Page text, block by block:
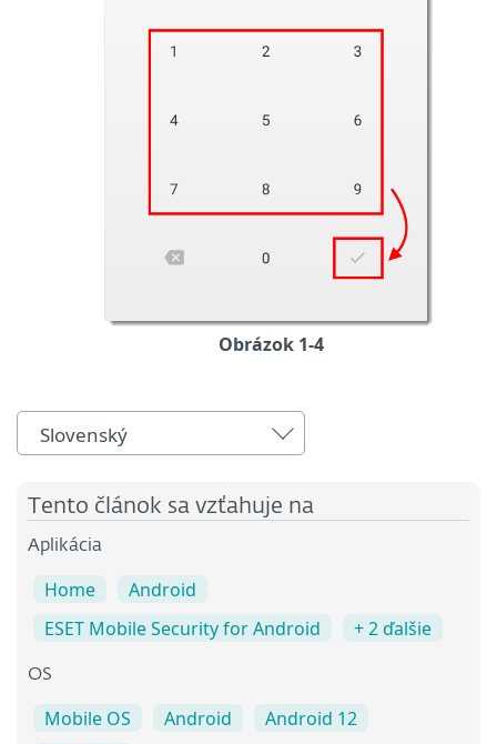
Obrázok 1-4
Slovenský
Tento článok sa vzťahuje na
Aplikácia
Home
Android
ESET Mobile Security for Android
+ 2 ďalšie
OS
Mobile OS Android
Android 12